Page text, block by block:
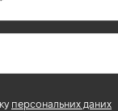
персональних даних